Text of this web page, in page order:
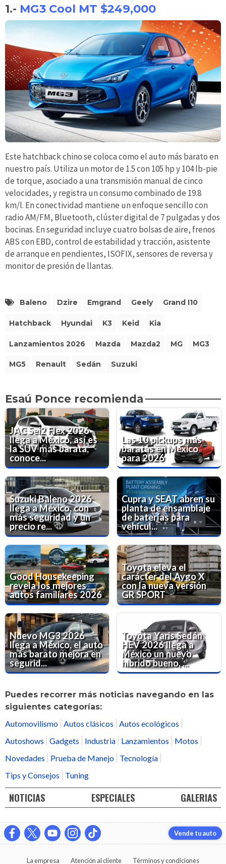
1.- MG3 Cool MT $249,000
Este hatchback chino se coloca como el auto más barato en
nuestro país. Utiliza un motor de 1.5 con 105 hp y 104 lb-pie
de torque, asociado a una transmisión manual de cinco
velocidades, y registra un consumo combinado de 19.8
km/l. En conectividad mantiene un enfoque sencillo con
radio AM/FM, Bluetooth, clúster digital de 7 pulgadas y dos
bocinas. En seguridad incluye cuatro bolsas de aire, frenos
ABS con EBD, control de estabilidad y tracción, asistente
de arranque en pendientes, ISOFIX, sensores de reversa y
monitor de presión de llantas.
Baleno Dzire Emgrand Geely Grand I10
Hatchback Hyundai K3 Keid Kia
Lanzamientos 2026 Mazda Mazda2 MG MG3
MG5 Renault Sedán Suzuki
Esaú Ponce recomienda
JAC Sei2 Flex 2026
llega a México, así es
la SUV más barata,
conoce...
Las 10 pickups más
baratas en México
para 2026
Suzuki Baleno 2026
llega a México, con
más seguridad y un
precio re...
Cupra y SEAT abren su
planta de ensamblaje
de baterías para
vehícul...
Good Housekeeping
revela los mejores
autos familiares 2026
Toyota eleva el
carácter del Aygo X
con la nueva versión
GR SPORT
Nuevo MG3 2026
llega a México, el auto
más barato mejora en
segurid...
Toyota Yaris Sedán
HEV 2026 llega a
México un nuevo
híbrido bueno, ...
Puedes recorrer más noticias navegando en las
siguientes categorías:
Automovilismo Autos clásicos
Autos ecológicos
Autoshows
Gadgets Industria Lanzamientos
Motos
Novedades
Prueba de Manejo
Tecnología
Tips y Consejos
Tuning
NOTICIAS ESPECIALES GALERIAS
Vende tu auto
La empresa Atención al cliente Términos y condiciones